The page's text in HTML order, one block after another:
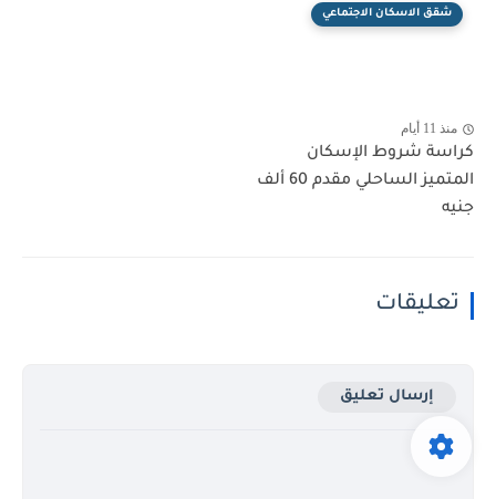
شقق الاسكان الاجتماعي
منذ 11 أيام
كراسة شروط الإسكان
المتميز الساحلي مقدم 60 ألف
جنيه
تعليقات
إرسال تعليق